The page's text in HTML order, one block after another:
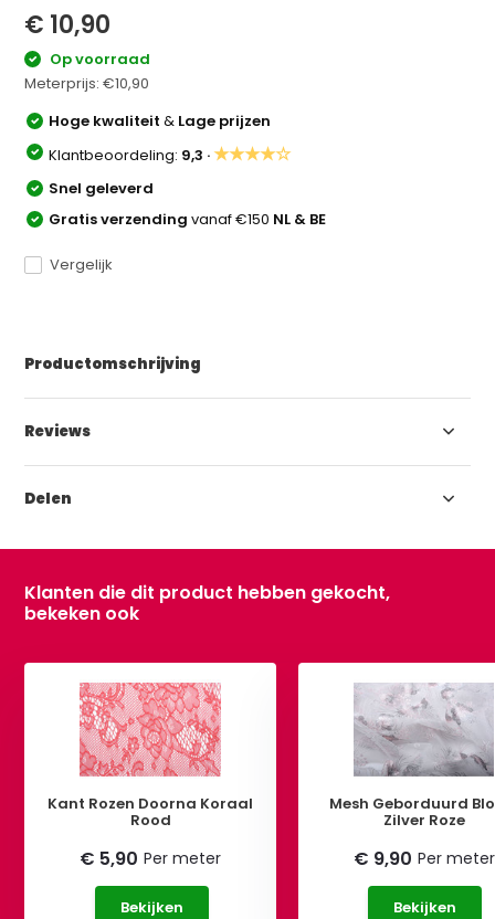
€ 10,90
Op voorraad
Meterprijs:€10,90
Hoge kwaliteit& Lage prijzen
Klantbeoordeling: 9,3 ·★★★★☆
Snel geleverd
Gratis verzendingvanaf €150 NL & BE
Vergelijk
Productomschrijving
Reviews
Delen
Klanten die dit product hebben gekocht,
bekeken ook
Kant Rozen Doorna Koraal
Rood
€ 5,90 Per meter
Bekijken
Mesh Geborduurd
Zilver Roze
€ 9,90 Per meter
Bekijken